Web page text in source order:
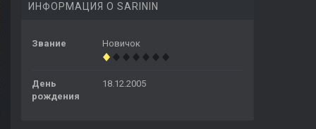
ИНФОРМАЦИЯ О SARININ
Звание Новичок
День
рождения
18.12.2005